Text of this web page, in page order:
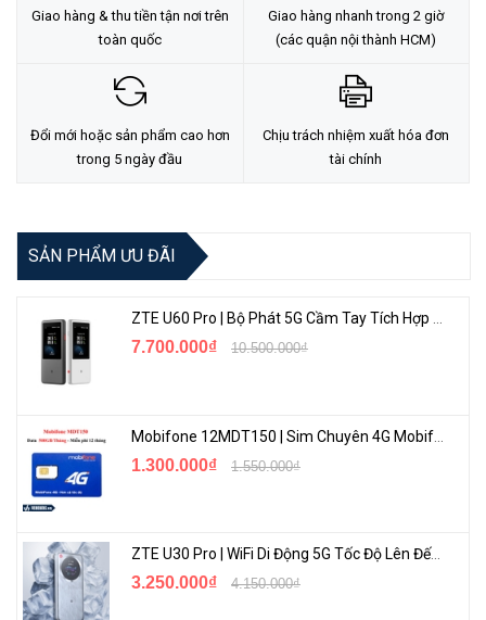
Bàn phím trang bị đèn LED 7 màu, phù hợp để làm việc trong
điều kiện thiếu sáng
Thời lượng sử dụng 1 năm giữa các lần sạc, chức năng
ngủ/ thức giúp duy trì tuổi thọ pin khi bàn phím của bạn
không được sử dụng
Kết nối dễ dàng thông qua bluetooth
Thiết kế gọn nhẹ, thuận tiện di chuyển và sử dụng:
Zagg Pro Keys vớ thiết kế nhỏ gọn, đường nét tinh tế, ôm vừa khít
thân máy. Ngay cả các chi tiết nhỏ như các cổng giao tiếp, các lỗ
loa, camera đều được hoàn thiện một cách chính xác. Hỗ trợ tối đa
Giao hàng & thu tiền tận nơi trên
toàn quốc
Giao hàng nhanh trong 2 giờ
(các quận nội thành HCM)
Đổi mới hoặc sản phẩm cao hơn
trong 5 ngày đầu
Chịu trách nhiệm xuất hóa đơn
tài chính
SẢN PHẨM ƯU ĐÃI
ZTE U60 Pro | Bộ Phát 5G Cầm Tay Tích Hợp Công Nghệ WiFi 7, Pin 10000mAh
7.700.000₫ 10.500.000₫
1.300.000₫ 1.550.000₫
ZTE U30 Pro | WiFi Di Động 5G Tốc Độ Lên Đến 500Mbps, Màn Hình Cảm Ứng
3.250.000₫ 4.150.000₫